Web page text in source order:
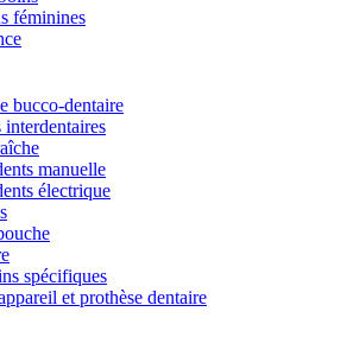
féminines
bucco-dentaire
interdentaires
manuelle
électrique
spécifiques
et prothèse dentaire